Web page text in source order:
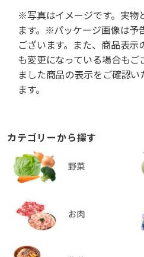
※写真はイメージです。実物
ます。※パッケージ画像は予
ございます。また、商品表示
も変更になっている場合もご
ました商品の表示をご確認
ます。
カテゴリーから探す